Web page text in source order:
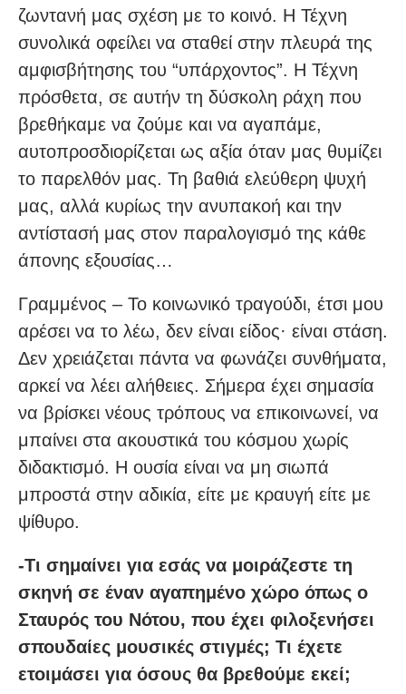
ζωντανή μας σχέση με το κοινό. Η Τέχνη
συνολικά οφείλει να σταθεί στην πλευρά της
αμφισβήτησης του “υπάρχοντος”. Η Τέχνη
πρόσθετα, σε αυτήν τη δύσκολη ράχη που
βρεθήκαμε να ζούμε και να αγαπάμε,
αυτοπροσδιορίζεται ως αξία όταν μας θυμίζει
το παρελθόν μας. Τη βαθιά ελεύθερη ψυχή
μας, αλλά κυρίως την ανυπακοή και την
αντίστασή μας στον παραλογισμό της κάθε
άπονης εξουσίας…
Γραμμένος – Το κοινωνικό τραγούδι, έτσι μου
αρέσει να το λέω, δεν είναι είδος· είναι στάση.
Δεν χρειάζεται πάντα να φωνάζει συνθήματα,
αρκεί να λέει αλήθειες. Σήμερα έχει σημασία
να βρίσκει νέους τρόπους να επικοινωνεί, να
μπαίνει στα ακουστικά του κόσμου χωρίς
διδακτισμό. Η ουσία είναι να μη σιωπά
μπροστά στην αδικία, είτε με κραυγή είτε με
ψίθυρο.
-Τι σημαίνει για εσάς να μοιράζεστε τη
σκηνή σε έναν αγαπημένο χώρο όπως ο
Σταυρός του Νότου, που έχει φιλοξενήσει
σπουδαίες μουσικές στιγμές; Τι έχετε
ετοιμάσει για όσους θα βρεθούμε εκεί;